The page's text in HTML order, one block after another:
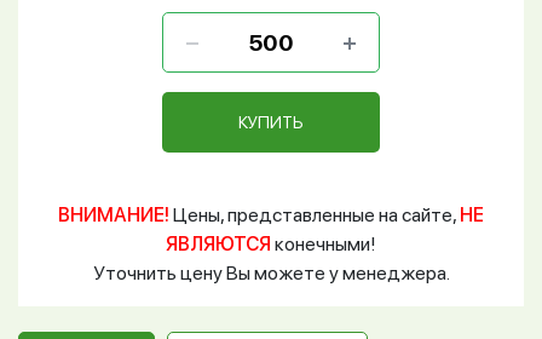
КУПИТЬ
ВНИМАНИЕ! Цены, представленные на сайте, НЕ
ЯВЛЯЮТСЯ конечными!
Уточнить цену Вы можете у менеджера.